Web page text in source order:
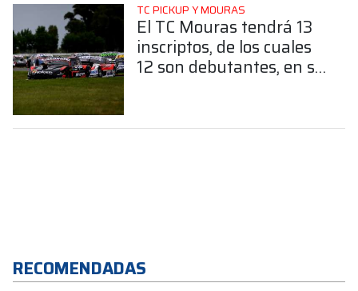
TC PICKUP Y MOURAS
El TC Mouras tendrá 13
inscriptos, de los cuales
12 son debutantes, en su
RECOMENDADAS